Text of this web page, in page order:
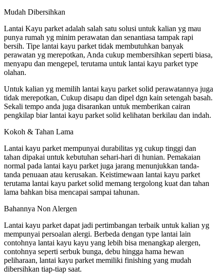
Mudah Dibersihkan
Lantai Kayu parket adalah salah satu solusi untuk kalian yg mau
punya rumah yg minim perawatan dan senantiasa tampak rapi
bersih. Tipe lantai kayu parket tidak membutuhkan banyak
perawatan yg merepotkan, Anda cukup membersihkan seperti biasa,
menyapu dan mengepel, terutama untuk lantai kayu parket type
olahan.
Untuk kalian yg memilih lantai kayu parket solid perawatannya juga
tidak merepotkan, Cukup disapu dan dipel dgn kain setengah basah.
Sekali tempo anda juga disarankan untuk memberikan cairan
pengkilap biar lantai kayu parket solid kelihatan berkilau dan indah.
Kokoh & Tahan Lama
Lantai kayu parket mempunyai durabilitas yg cukup tinggi dan
tahan dipakai untuk kebutuhan sehari-hari di hunian. Pemakaian
normal pada lantai kayu parket juga jarang menunjukkan tanda-
tanda penuaan atau kerusakan. Keistimewaan lantai kayu parket
terutama lantai kayu parket solid memang tergolong kuat dan tahan
lama bahkan bisa mencapai sampai tahunan.
Bahannya Non Alergen
Lantai kayu parket dapat jadi pertimbangan terbaik untuk kalian yg
mempunyai persoalan alergi. Berbeda dengan type lantai lain
contohnya lantai kayu kayu yang lebih bisa menangkap alergen,
contohnya seperti serbuk bunga, debu hingga hama hewan
peliharaan, lantai kayu parket memiliki finishing yang mudah
dibersihkan tiap-tiap saat.